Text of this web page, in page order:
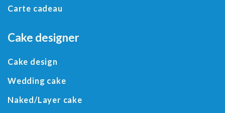
Carte cadeau
Cake designer
Cake design
Wedding cake
Naked/Layer cake